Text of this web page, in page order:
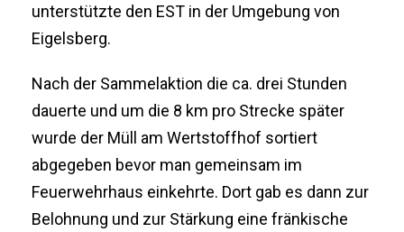
unterstützte den EST in der Umgebung von
Eigelsberg.
Nach der Sammelaktion die ca. drei Stunden
dauerte und um die 8 km pro Strecke später
wurde der Müll am Wertstoffhof sortiert
abgegeben bevor man gemeinsam im
Feuerwehrhaus einkehrte. Dort gab es dann zur
Belohnung und zur Stärkung eine fränkische